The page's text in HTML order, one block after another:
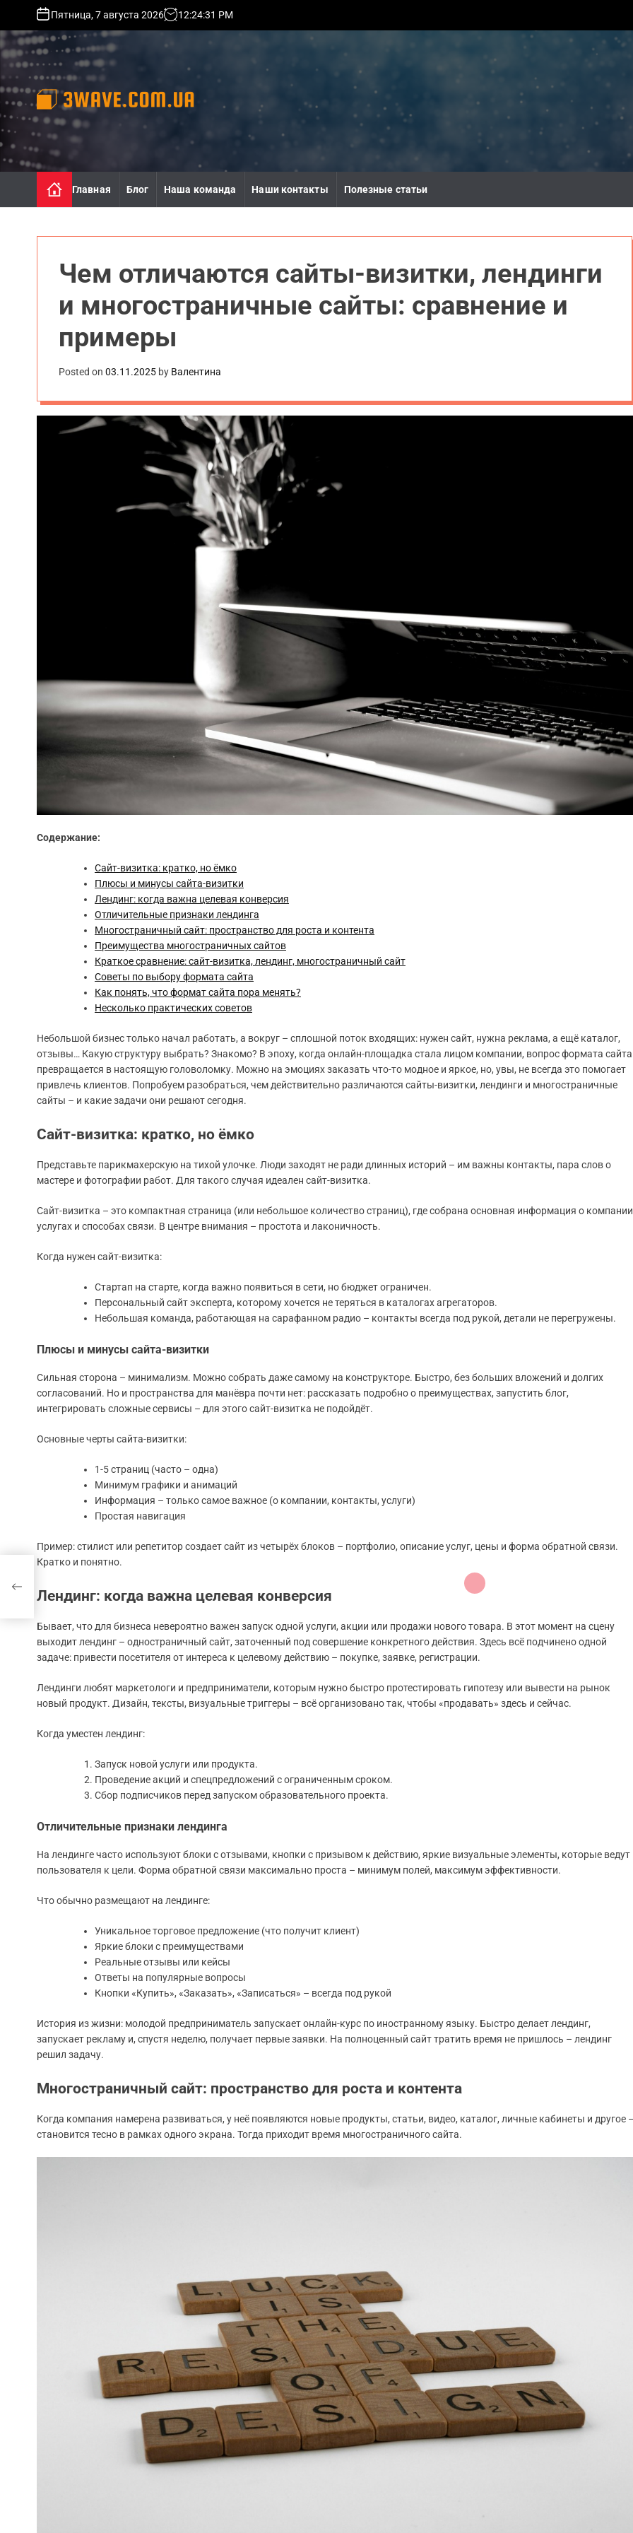
p
o
o
n
t
e
Пятница, 7 августа 2026 12:24:33 PM
3
w
a
v
c
Главная Блог Наша команда Наши контакты Полезные статьи
Чем отличаются сайты-визитки, лендинги
и многостраничные сайты: сравнение и
примеры
Posted on 03.11.2025 by Валентина
Содержание:
Сайт-визитка: кратко, но ёмко
Плюсы и минусы сайта-визитки
Лендинг: когда важна целевая конверсия
Отличительные признаки лендинга
Многостраничный сайт: пространство для роста и контента
Преимущества многостраничных сайтов
Краткое сравнение: сайт-визитка, лендинг, многостраничный сайт
Советы по выбору формата сайта
Как понять, что формат сайта пора менять?
Несколько практических советов
Небольшой бизнес только начал работать, а вокруг – сплошной поток входящих: нужен сайт, нужна реклама, а ещё каталог,
отзывы… Какую структуру выбрать? Знакомо? В эпоху, когда онлайн-площадка стала лицом компании, вопрос формата сайта
превращается в настоящую головоломку. Можно на эмоциях заказать что-то модное и яркое, но, увы, не всегда это помогает
привлечь клиентов. Попробуем разобраться, чем действительно различаются сайты-визитки, лендинги и многостраничные
сайты – и какие задачи они решают сегодня.
Сайт-визитка: кратко, но ёмко
Представьте парикмахерскую на тихой улочке. Люди заходят не ради длинных историй – им важны контакты, пара слов о
мастере и фотографии работ. Для такого случая идеален сайт-визитка.
Сайт-визитка – это компактная страница (или небольшое количество страниц), где собрана основная информация о
услугах и способах связи. В центре внимания – простота и лаконичность.
Когда нужен сайт-визитка:
Стартап на старте, когда важно появиться в сети, но бюджет ограничен.
Персональный сайт эксперта, которому хочется не теряться в каталогах агрегаторов.
Небольшая команда, работающая на сарафанном радио – контакты всегда под рукой, детали не перегружены.
Плюсы и минусы сайта-визитки
Сильная сторона – минимализм. Можно собрать даже самому на конструкторе. Быстро, без больших вложений и долгих
согласований. Но и пространства для манёвра почти нет: рассказать подробно о преимуществах, запустить блог,
интегрировать сложные сервисы – для этого сайт-визитка не подойдёт.
Основные черты сайта-визитки:
1-5 страниц (часто – одна)
Минимум графики и анимаций
Информация – только самое важное (о компании, контакты, услуги)
Простая навигация
Пример: стилист или репетитор создает сайт из четырёх блоков – портфолио, описание услуг, цены и форма обратной связи.
Кратко и понятно.
Лендинг: когда важна целевая конверсия
Бывает, что для бизнеса невероятно важен запуск одной услуги, акции или продажи нового товара. В этот момент на сцену
выходит лендинг – одностраничный сайт, заточенный под совершение конкретного действия. Здесь всё подчинено одной
задаче: привести посетителя от интереса к целевому действию – покупке, заявке, регистрации.
Лендинги любят маркетологи и предприниматели, которым нужно быстро протестировать гипотезу или вывести на рынок
новый продукт. Дизайн, тексты, визуальные триггеры – всё организовано так, чтобы «продавать» здесь и сейчас.
Когда уместен лендинг:
Запуск новой услуги или продукта.
Проведение акций и спецпредложений с ограниченным сроком.
Сбор подписчиков перед запуском образовательного проекта.
Отличительные признаки лендинга
На лендинге часто используют блоки с отзывами, кнопки с призывом к действию, яркие визуальные элементы, которые ведут
пользователя к цели. Форма обратной связи максимально проста – минимум полей, максимум эффективности.
Что обычно размещают на лендинге:
Уникальное торговое предложение (что получит клиент)
Яркие блоки с преимуществами
Реальные отзывы или кейсы
Ответы на популярные вопросы
Кнопки «Купить», «Заказать», «Записаться» – всегда под рукой
История из жизни: молодой предприниматель запускает онлайн-курс по иностранному языку. Быстро делает лендинг,
запускает рекламу и, спустя неделю, получает первые заявки. На полноценный сайт тратить время не пришлось – лендинг
решил задачу.
Многостраничный сайт: пространство для роста и контента
Когда компания намерена развиваться, у неё появляются новые продукты, статьи, видео, каталог, личные кабинеты и другое
становится тесно в рамках одного экрана. Тогда приходит время многостраничного сайта.